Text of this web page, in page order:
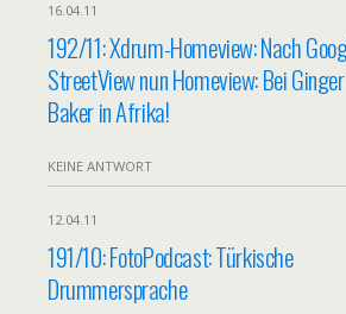
16.04.11
192/11: Xdrum-Homeview: Nach
StreetView nun Homeview: Bei Ginger
Baker in Afrika!
KEINE ANTWORT
12.04.11
191/10: FotoPodcast: Türkische
Drummersprache